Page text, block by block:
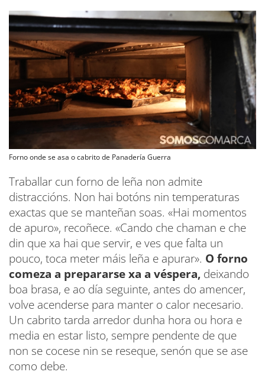
Forno onde se asa o cabrito de Panadería Guerra
Traballar cun forno de leña non admite
distraccións. Non hai botóns nin temperaturas
exactas que se manteñan soas. «Hai momentos
de apuro», recoñece. «Cando che chaman e che
din que xa hai que servir, e ves que falta un
pouco, toca meter máis leña e apurar». O forno
comeza a prepararse xa a véspera, deixando
boa brasa, e ao día seguinte, antes do amencer,
volve acenderse para manter o calor necesario.
Un cabrito tarda arredor dunha hora ou hora e
media en estar listo, sempre pendente de que
non se cocese nin se reseque, senón que se ase
como debe.